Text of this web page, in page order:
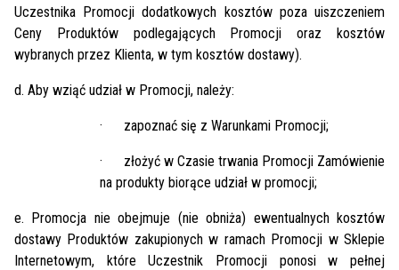
Uczestnika Promocji dodatkowych kosztów poza uiszczeniem
Ceny Produktów podlegających Promocji oraz kosztów
wybranych przez Klienta, w tym kosztów dostawy).
d. Aby wziąć udział w Promocji, należy:
· zapoznać się z Warunkami Promocji;
· złożyć w Czasie trwania Promocji Zamówienie
na produkty biorące udział w promocji;
e. Promocja nie obejmuje (nie obniża) ewentualnych kosztów
dostawy Produktów zakupionych w ramach Promocji w Sklepie
Internetowym, które Uczestnik Promocji ponosi w pełnej